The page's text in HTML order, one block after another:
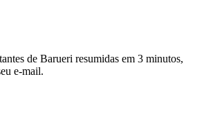
de Barueri resumidas em 3 minutos,
e-mail.